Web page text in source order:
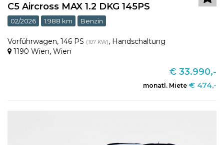
C5 Aircross MAX 1.2 DKG 145PS
02/2026 1.988 km Benzin
Vorführwagen, 146 PS (107 KW), Handschaltung
1190 Wien, Wien
€ 33.990,-
monatl. Miete € 474,-